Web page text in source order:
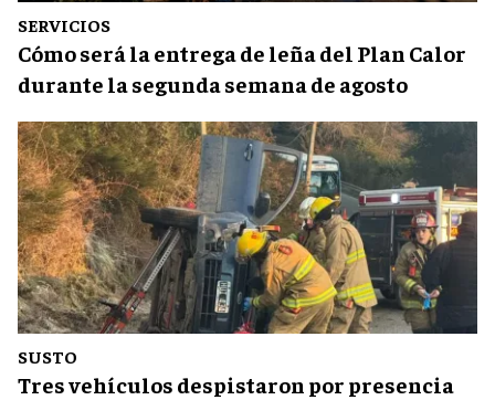
SERVICIOS
Cómo será la entrega de leña del Plan Calor
durante la segunda semana de agosto
SUSTO
Tres vehículos despistaron por presencia